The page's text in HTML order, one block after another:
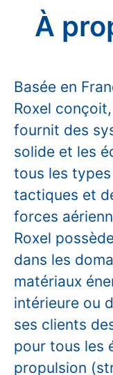
À
Basée en
Roxel
fournit des
solide et les
tous les
tactiques et
forces
Roxel
dans les
matériaux
intérieure ou
ses clients
pour tous les
propulsion